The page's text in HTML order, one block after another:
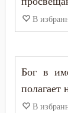
Страх
В
Бог в
полагает
В